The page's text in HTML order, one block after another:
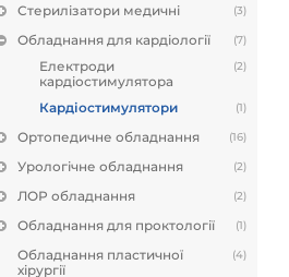
Стерилізатори медичні (3)
Обладнання для кардіології (7)
Електроди
кардіостимулятора
(2)
Кардіостимулятори (1)
Ортопедичне обладнання (16)
Урологічне обладнання (2)
ЛОР обладнання (2)
Обладнання для проктології (1)
Обладнання пластичної
хірургії
(4)